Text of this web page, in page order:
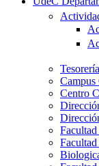
Tesorería
Campus
Centro